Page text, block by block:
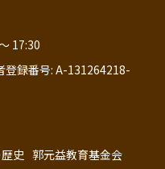
17:30
登録番号: A-131264218-
史 郭元益教育基金会